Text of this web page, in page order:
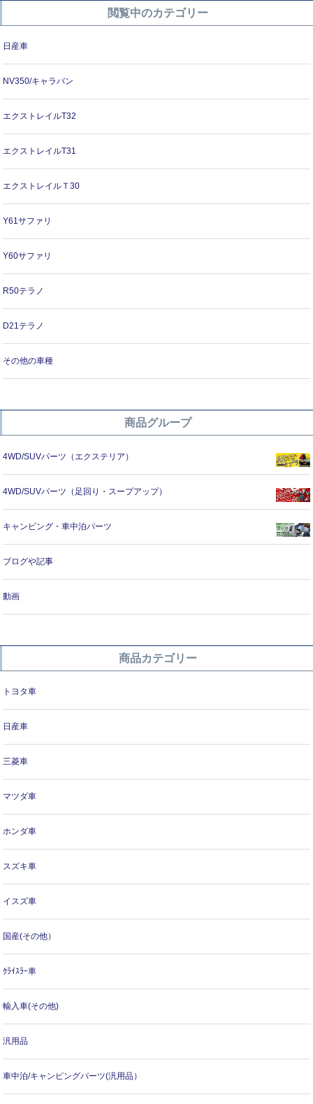
閲覧中のカテゴリー
日産車
NV350/キャラバン
エクストレイルT32
エクストレイルT31
エクストレイルＴ30
Y61サファリ
Y60サファリ
R50テラノ
D21テラノ
その他の車種
商品グループ
4WD/SUVパーツ（エクステリア）
4WD/SUVパーツ（足回り・スープアップ）
キャンピング・車中泊パーツ
ブログや記事
動画
商品カテゴリー
トヨタ車
日産車
三菱車
マツダ車
ホンダ車
スズキ車
イスズ車
国産(その他）
ｸﾗｲｽﾗｰ車
輸入車(その他)
汎用品
車中泊/キャンピングパーツ(汎用品）